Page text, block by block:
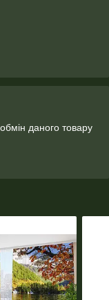
даного товару